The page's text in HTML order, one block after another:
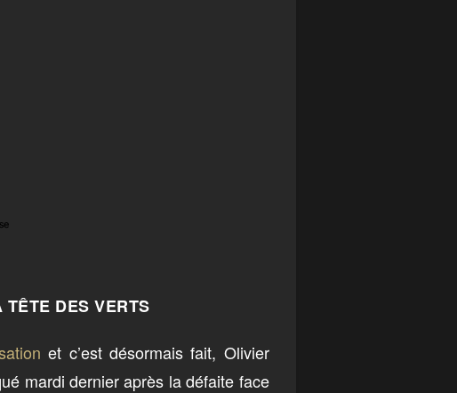
DES VERTS
et c’est désormais fait, Olivier
mardi dernier après la défaite face